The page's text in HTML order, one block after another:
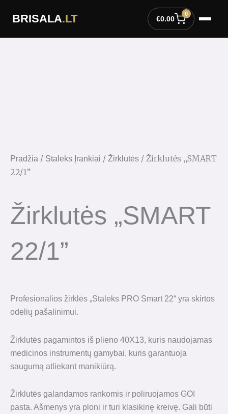
BRISALA.LT €0.00
0
Pradžia / Staleks Įrankiai / Žirklutės / Žirklutės „SMART
22/1”
Žirklutės „SMART
22/1”
Profesionalios žirklės „Staleks PRO Smart 22“ yra skirtos
odelių pašalinimui.
Žirklutės pagamintos iš plieno 40X13, kuris naudojamas
medicinos instrumentų gamybai, kuris garantuoja
saugumą atliekant manikiūrą.
Žirklutės galandamos rankomis ir poliruojamos GOI
pasta. Ašmenys yra ploni ir turi klasikinę kreivę. Gali būti